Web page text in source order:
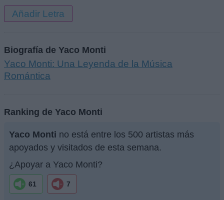
Añadir Letra
Biografía de Yaco Monti
Yaco Monti: Una Leyenda de la Música
Romántica
Ranking de Yaco Monti
Yaco Monti no está entre los 500 artistas más
apoyados y visitados de esta semana.
¿Apoyar a Yaco Monti?
61 7